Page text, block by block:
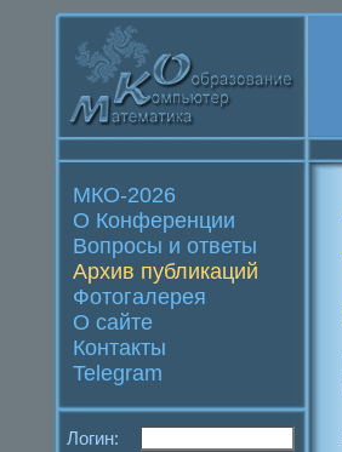
МКО-2026
О Конференции
Вопросы и ответы
Архив публикаций
Фотогалерея
О сайте
Контакты
Telegram
Логин: